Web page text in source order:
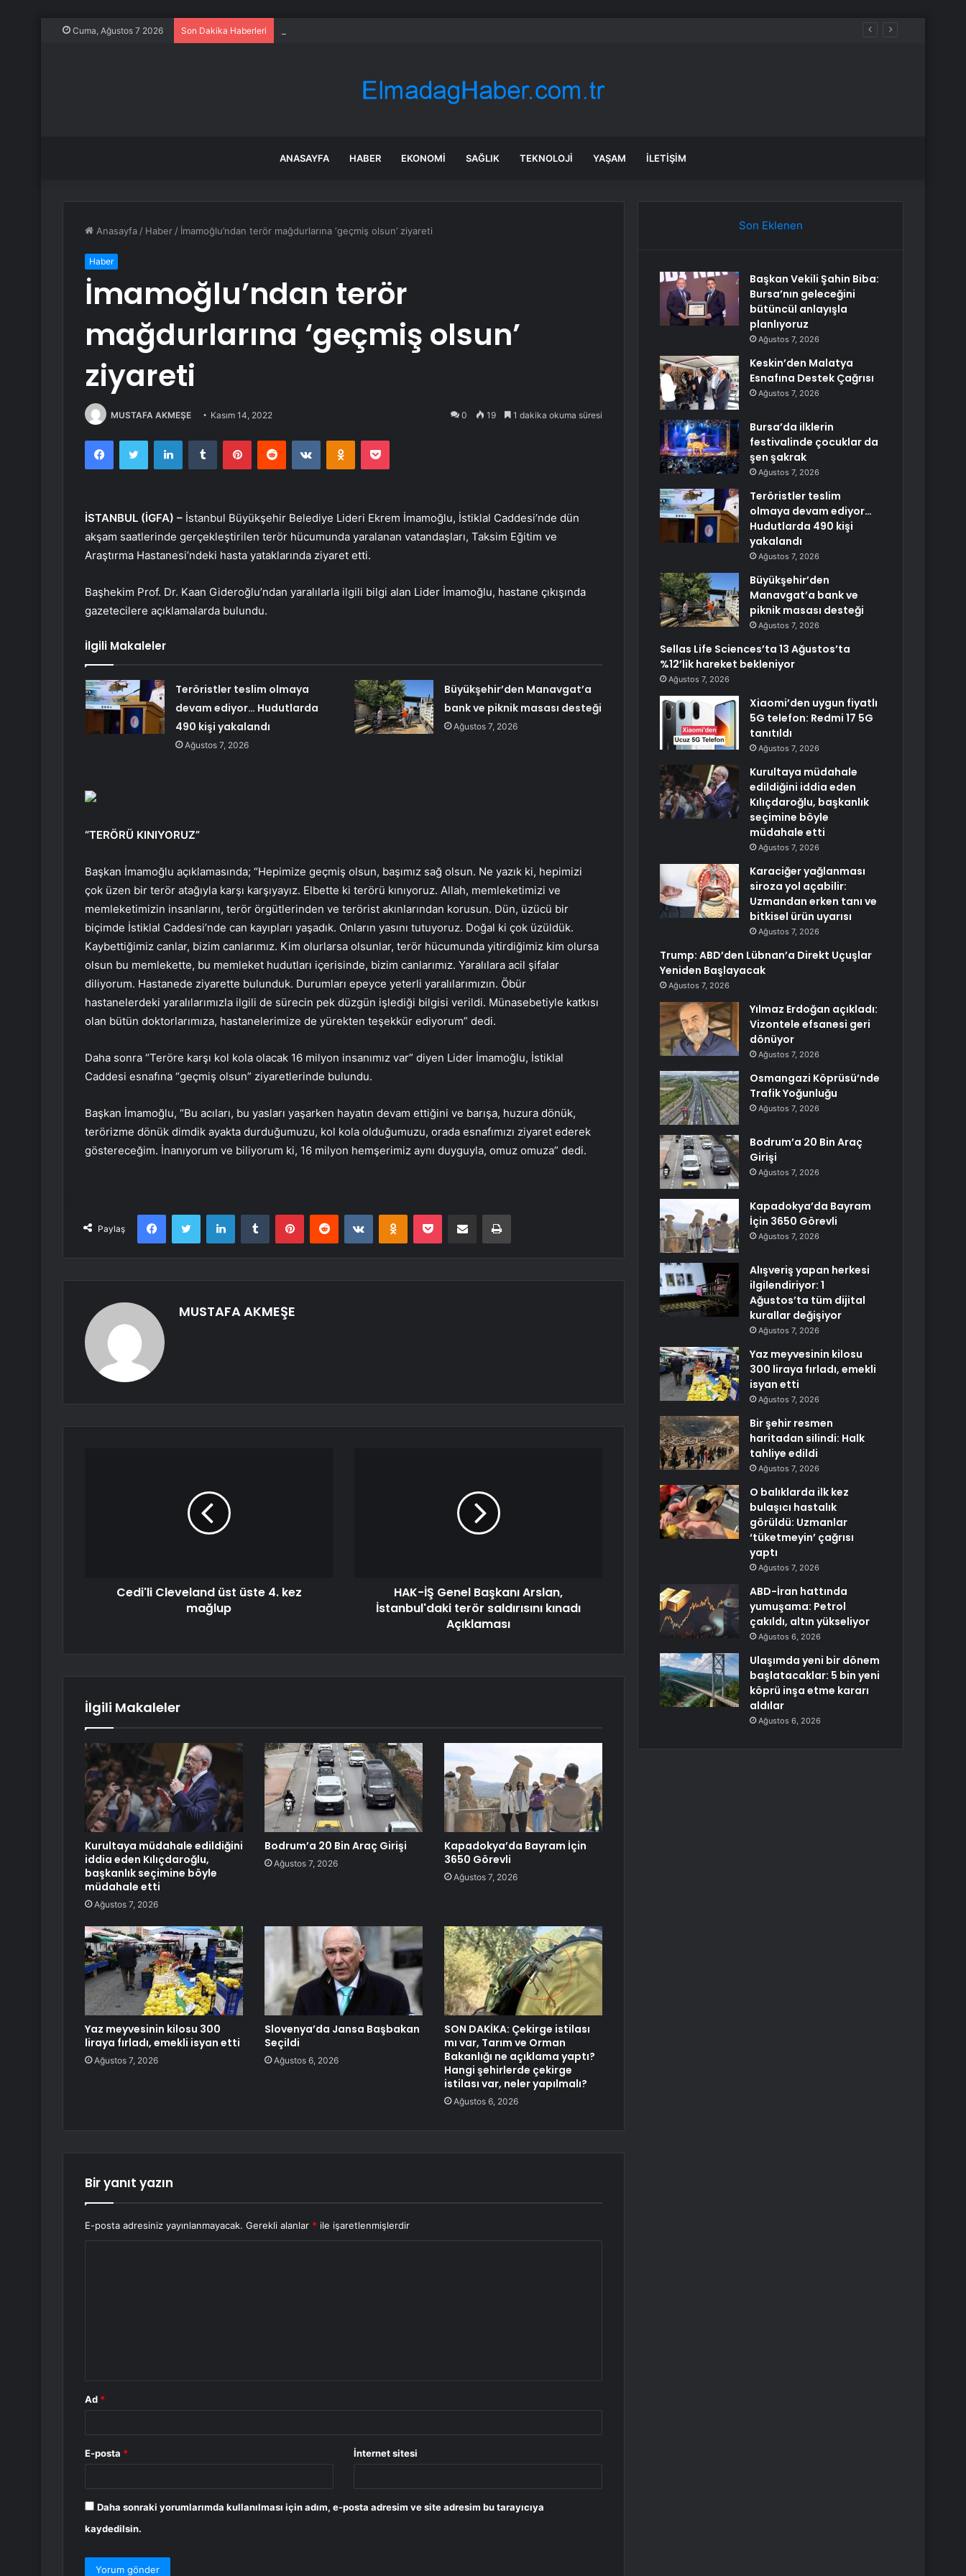
Cuma, Ağustos 7 2026 Son Dakika Haberleri
ANASAYFA HABER EKONOMI SAĞLIK TEKNOLOJI YAŞAM İLETIŞIM
Anasayfa / Haber / İmamoğlu’ndan terör mağdurlarına ‘geçmiş olsun’ ziyareti
Haber
İmamoğlu’ndan terör
mağdurlarına ‘geçmiş olsun’
ziyareti
MUSTAFA AKMEŞE Kasım 14, 2022 0 19 1 dakika okuma süresi
FacebookTwitter LinkedInTumblr PinterestReddit VKontakteOdnoklassniki
Pocket
İSTANBUL (İGFA) – İstanbul Büyükşehir Belediye Lideri Ekrem İmamoğlu, İstiklal Caddesi’nde dün
akşam saatlerinde gerçekleştirilen terör hücumunda yaralanan vatandaşları, Taksim Eğitim ve
Araştırma Hastanesi’ndeki hasta yataklarında ziyaret etti.
Başhekim Prof. Dr. Kaan Gideroğlu’ndan yaralılarla ilgili bilgi alan Lider İmamoğlu, hastane çıkışında
gazetecilere açıklamalarda bulundu.
İlgili Makaleler
Teröristler teslim olmaya
devam ediyor… Hudutlarda
490 kişi yakalandı
Ağustos 7, 2026
Büyükşehir’den Manavgat’a
bank ve piknik masası desteği
Ağustos 7, 2026
“TERÖRÜ KINIYORUZ”
Başkan İmamoğlu açıklamasında; “Hepimize geçmiş olsun, başımız sağ olsun. Ne yazık ki, hepimizi
çok üzen bir terör atağıyla karşı karşıyayız. Elbette ki terörü kınıyoruz. Allah, memleketimizi ve
memleketimizin insanlarını, terör örgütlerinden ve terörist akınlarından korusun. Dün, üzücü bir
biçimde İstiklal Caddesi’nde can kayıpları yaşadık. Onların yasını tutuyoruz. Doğal ki çok üzüldük.
Kaybettiğimiz canlar, bizim canlarımız. Kim olurlarsa olsunlar, terör hücumunda yitirdiğimiz kim olursa
olsun bu memlekette, bu memleket hudutları içerisinde, bizim canlarımız. Yaralılara acil şifalar
diliyorum. Hastanede ziyarette bulunduk. Durumları epeyce yeterli yaralılarımızın. Öbür
hastanelerdeki yaralılarımızla ilgili de sürecin pek düzgün işlediği bilgisi verildi. Münasebetiyle katkısı
olan bütün doktorlarımıza, hastanelerimize de yürekten teşekkür ediyorum” dedi.
Daha sonra “Teröre karşı kol kola olacak 16 milyon insanımız var” diyen Lider İmamoğlu, İstiklal
Caddesi esnafına “geçmiş olsun” ziyaretlerinde bulundu.
Başkan İmamoğlu, “Bu acıları, bu yasları yaşarken hayatın devam ettiğini ve barışa, huzura dönük,
terörizme dönük dimdik ayakta durduğumuzu, kol kola olduğumuzu, orada esnafımızı ziyaret ederek
göstereceğim. İnanıyorum ve biliyorum ki, 16 milyon hemşerimiz aynı duyguyla, omuz omuza” dedi.
Paylaş
FacebookTwitter LinkedInTumblr PinterestReddit VKontakteOdnoklassniki
Pocket E-Posta ile paylaş Yazdır
MUSTAFA AKMEŞE
Cedi'li Cleveland üst üste 4. kez
mağlup
HAK-İŞ Genel Başkanı Arslan,
İstanbul'daki terör saldırısını kınadı
Açıklaması
İlgili Makaleler
Kurultaya müdahale edildiğini
iddia eden Kılıçdaroğlu,
başkanlık seçimine böyle
müdahale etti
Ağustos 7, 2026
Bodrum’a 20 Bin Araç Girişi
Ağustos 7, 2026
Kapadokya’da Bayram İçin
3650 Görevli
Ağustos 7, 2026
Yaz meyvesinin kilosu 300
liraya fırladı, emekli isyan etti
Ağustos 7, 2026
Slovenya’da Jansa Başbakan
Seçildi
Ağustos 6, 2026
SON DAKİKA: Çekirge istilası
mı var, Tarım ve Orman
Bakanlığı ne açıklama yaptı?
Hangi şehirlerde çekirge
istilası var, neler yapılmalı?
Ağustos 6, 2026
Bir yanıt yazın
E-posta adresiniz yayınlanmayacak. Gerekli alanlar * ile işaretlenmişlerdir
Ad *
E-posta * İnternet sitesi
Daha sonraki yorumlarımda kullanılması için adım, e-posta adresim ve site adresim bu tarayıcıya
kaydedilsin.
Son Eklenen
Başkan Vekili Şahin Biba:
Bursa’nın geleceğini
bütüncül anlayışla
planlıyoruz
Ağustos 7, 2026
Keskin’den Malatya
Esnafına Destek Çağrısı
Ağustos 7, 2026
Bursa’da ilklerin
festivalinde çocuklar da
şen şakrak
Ağustos 7, 2026
Teröristler teslim
olmaya devam ediyor…
Hudutlarda 490 kişi
yakalandı
Ağustos 7, 2026
Büyükşehir’den
Manavgat’a bank ve
piknik masası desteği
Ağustos 7, 2026
Sellas Life Sciences’ta 13 Ağustos’ta
%12’lik hareket bekleniyor
Ağustos 7, 2026
Xiaomi’den uygun fiyatlı
5G telefon: Redmi 17 5G
tanıtıldı
Ağustos 7, 2026
Kurultaya müdahale
edildiğini iddia eden
Kılıçdaroğlu, başkanlık
seçimine böyle
müdahale etti
Ağustos 7, 2026
Karaciğer yağlanması
siroza yol açabilir:
Uzmandan erken tanı ve
bitkisel ürün uyarısı
Ağustos 7, 2026
Trump: ABD’den Lübnan’a Direkt Uçuşlar
Yeniden Başlayacak
Ağustos 7, 2026
Yılmaz Erdoğan açıkladı:
Vizontele efsanesi geri
dönüyor
Ağustos 7, 2026
Osmangazi Köprüsü’nde
Trafik Yoğunluğu
Ağustos 7, 2026
Bodrum’a 20 Bin Araç
Girişi
Ağustos 7, 2026
Kapadokya’da Bayram
İçin 3650 Görevli
Ağustos 7, 2026
Alışveriş yapan herkesi
ilgilendiriyor: 1
Ağustos’ta tüm dijital
kurallar değişiyor
Ağustos 7, 2026
Yaz meyvesinin kilosu
300 liraya fırladı, emekli
isyan etti
Ağustos 7, 2026
Bir şehir resmen
haritadan silindi: Halk
tahliye edildi
Ağustos 7, 2026
O balıklarda ilk kez
bulaşıcı hastalık
görüldü: Uzmanlar
‘tüketmeyin’ çağrısı
yaptı
Ağustos 7, 2026
ABD-İran hattında
yumuşama: Petrol
çakıldı, altın yükseliyor
Ağustos 6, 2026
Ulaşımda yeni bir dönem
başlatacaklar: 5 bin yeni
köprü inşa etme kararı
aldılar
Ağustos 6, 2026